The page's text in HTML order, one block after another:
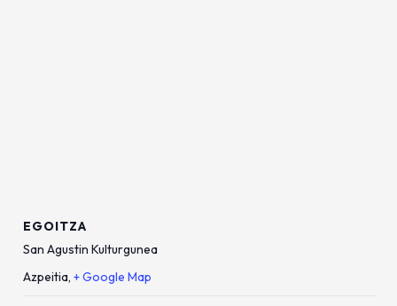
EGOITZA
San Agustin Kulturgunea
Azpeitia, + Google Map